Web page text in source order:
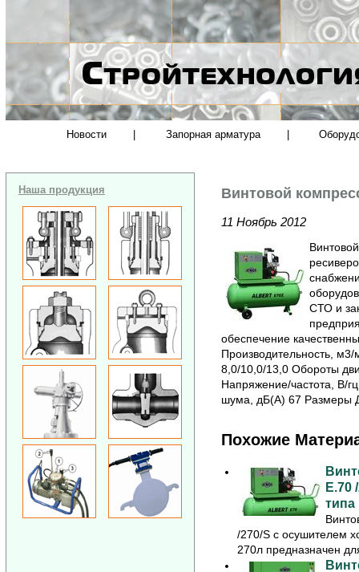
Новости Запорная арматура
Наша продукция Винтовой
11 Ноябрь 2012
СТО и
обеспечение
Производительность,
8,0/10,0/13,0 Обороты
Напряжение/частота, В/
шума, дБ(А) 67 Размеры
Похожие
E.70
типа
/270/S с осушителем
270л предназначен